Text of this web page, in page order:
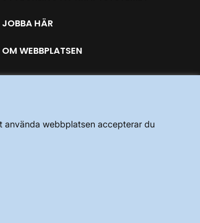
använda webbplatsen accepterar du
JOBBA HÄR
OM WEBBPLATSEN
GENVÄGAR